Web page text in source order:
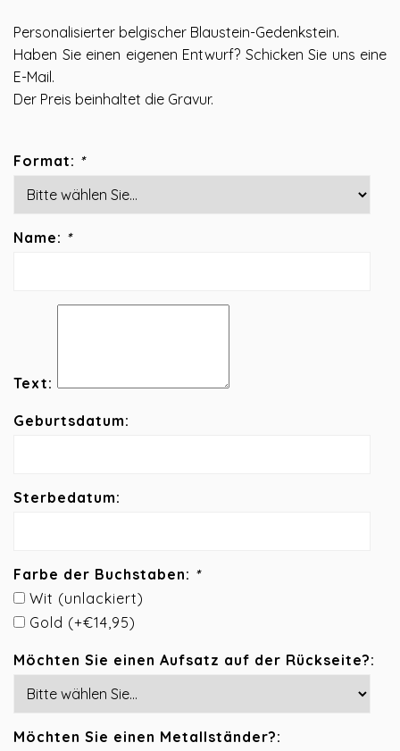
Personalisierter belgischer Blaustein-Gedenkstein.
Haben Sie einen eigenen Entwurf? Schicken Sie uns eine
E-Mail.
Der Preis beinhaltet die Gravur.
Format: *
Name: *
Text:
Geburtsdatum:
Sterbedatum:
Farbe der Buchstaben: *
Wit (unlackiert)
Gold (+€14,95)
Möchten Sie einen Aufsatz auf der Rückseite?:
Möchten Sie einen Metallständer?: